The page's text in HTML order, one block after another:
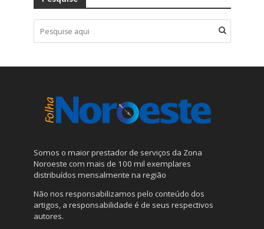
Somos o maior prestador de serviços da Zona
Noroeste com mais de 100 mil exemplares
distribuídos mensalmente na região
Não nos responsabilizamos pelo conteúdo dos
artigos, a responsabilidade é de seus respectivos
autores.